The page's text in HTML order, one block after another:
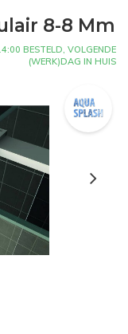
8-8 Mm
BESTELD, VOLGENDE
(WERK)DAG IN HUIS